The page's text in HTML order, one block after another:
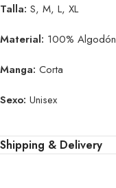
Talla: S, M, L, XL
Material: 100% Algodón
Manga: Corta
Sexo: Unisex
Shipping & Delivery